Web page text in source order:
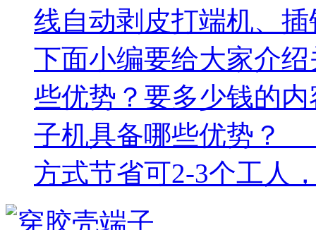
线自动剥皮打端机、
下面小编要给大家介
些优势？要多少钱的
子机具备哪些优势？
方式节省可2-3个工人